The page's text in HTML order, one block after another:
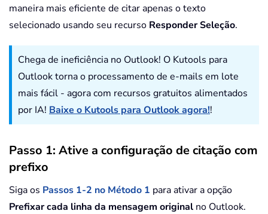
maneira mais eficiente de citar apenas o texto
selecionado usando seu recurso Responder Seleção.
Chega de ineficiência no Outlook! O Kutools para
Outlook torna o processamento de e-mails em lote
mais fácil - agora com recursos gratuitos alimentados
por IA! Baixe o Kutools para Outlook agora!!
Passo 1: Ative a configuração de citação com
prefixo
Siga os Passos 1-2 no Método 1 para ativar a opção
Prefixar cada linha da mensagem original no Outlook.